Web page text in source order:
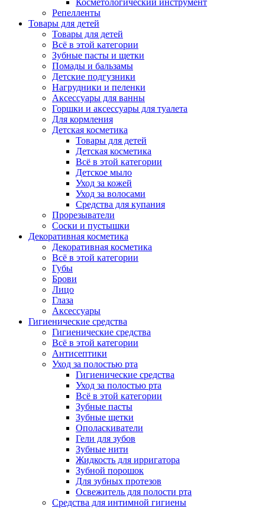
Косметологический инструмент
Репелленты
Товары для детей
Товары для детей
Всё в этой категории
Зубные пасты и щетки
Помады и бальзамы
Детские подгузники
Нагрудники и пеленки
Аксессуары для ванны
Горшки и аксессуары для туалета
Для кормления
Детская косметика
Товары для детей
Детская косметика
Всё в этой категории
Детское мыло
Уход за кожей
Уход за волосами
Средства для купания
Прорезыватели
Соски и пустышки
Декоративная косметика
Декоративная косметика
Всё в этой категории
Губы
Брови
Лицо
Глаза
Аксессуары
Гигиенические средства
Гигиенические средства
Всё в этой категории
Антисептики
Уход за полостью рта
Гигиенические средства
Уход за полостью рта
Всё в этой категории
Зубные пасты
Зубные щетки
Ополаскиватели
Гели для зубов
Зубные нити
Жидкость для ирригатора
Зубной порошок
Для зубных протезов
Освежитель для полости рта
Средства для интимной гигиены